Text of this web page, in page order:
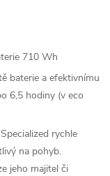
710 Wh
baterie a efektivnímu
6,5 hodiny (v eco
rychle
na pohyb.
jeho majitel či